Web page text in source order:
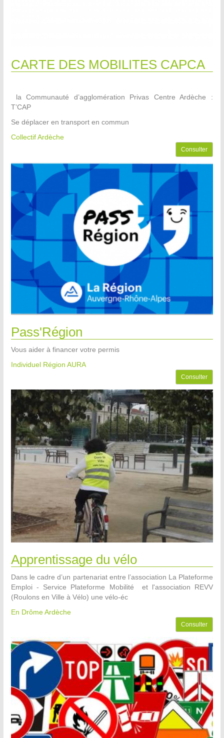
CARTE DES MOBILITES CAPCA
la Communauté d’agglomération Privas Centre Ardèche :
T’CAP
Se déplacer en transport en commun
Collectif Ardèche
Consulter
Pass'Région
Vous aider à financer votre permis
Individuel Région AURA
Consulter
Apprentissage du vélo
Dans le cadre d’un partenariat entre l’association La Plateforme
Emploi - Service Plateforme Mobilité et l'association REVV
(Roulons en Ville à Vélo) une vélo-éc
En Drôme Ardèche
Consulter